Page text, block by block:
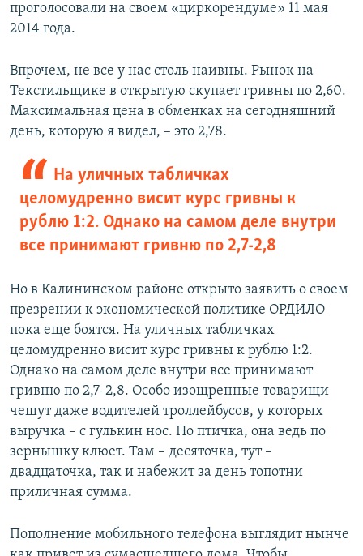
проголосовали на своем «циркорендуме» 11 мая
2014 года.
Впрочем, не все у нас столь наивны. Рынок на
Текстильщике в открытую скупает гривны по 2,60.
Максимальная цена в обменках на сегодняшний
день, которую я видел, – это 2,78.
На уличных табличках
целомудренно висит курс гривны к
рублю 1:2. Однако на самом деле внутри
все принимают гривню по 2,7-2,8
Но в Калининском районе открыто заявить о своем
презрении к экономической политике ОРДИЛО
пока еще боятся. На уличных табличках
целомудренно висит курс гривны к рублю 1:2.
Однако на самом деле внутри все принимают
гривню по 2,7-2,8. Особо изощренные товарищи
чешут даже водителей троллейбусов, у которых
выручка – с гулькин нос. Но птичка, она ведь по
зернышку клюет. Там – десяточка, тут –
двадцаточка, так и набежит за день топотни
приличная сумма.
Пополнение мобильного телефона выглядит нынче